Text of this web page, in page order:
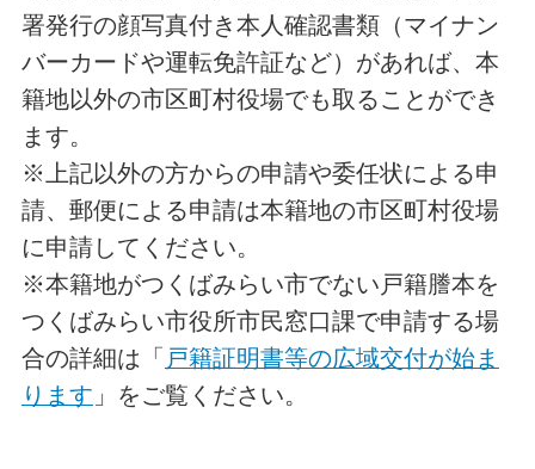
署発行の顔写真付き本人確認書類（マイナン
バーカードや運転免許証など）があれば、本
籍地以外の市区町村役場でも取ることができ
ます。
※上記以外の方からの申請や委任状による申
請、郵便による申請は本籍地の市区町村役場
に申請してください。
※本籍地がつくばみらい市でない戸籍謄本を
つくばみらい市役所市民窓口課で申請する場
合の詳細は「 戸籍証明書等の広域交付が始ま
ります 」をご覧ください。